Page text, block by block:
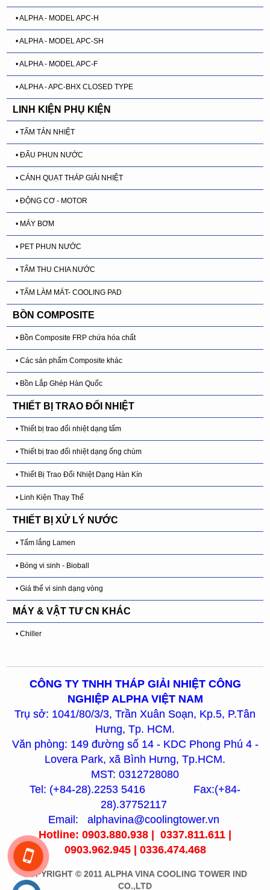
• ALPHA - MODEL APC-H
• ALPHA - MODEL APC-SH
• ALPHA - MODEL APC-F
• ALPHA - APC-BHX CLOSED TYPE
LINH KIỆN PHỤ KIỆN
• TẤM TẢN NHIỆT
• ĐẤU PHUN NƯỚC
• CÁNH QUẠT THÁP GIẢI NHIỆT
• ĐỘNG CƠ - MOTOR
• MÁY BƠM
• PET PHUN NƯỚC
• TẤM THU CHIA NƯỚC
• TẤM LÀM MÁT- COOLING PAD
BỒN COMPOSITE
• Bồn Composite FRP chứa hóa chất
• Các sản phẩm Composite khác
• Bồn Lắp Ghép Hàn Quốc
THIẾT BỊ TRAO ĐỔI NHIỆT
• Thiết bị trao đổi nhiệt dạng tấm
• Thiết bị trao đổi nhiệt dạng ống chùm
• Thiết Bị Trao Đổi Nhiệt Dạng Hàn Kín
• Linh Kiện Thay Thế
THIẾT BỊ XỬ LÝ NƯỚC
• Tấm lắng Lamen
• Bóng vi sinh - Bioball
• Giá thể vi sinh dạng vòng
MÁY & VẬT TƯ CN KHÁC
• Chiller
CÔNG TY TNHH THÁP GIẢI NHIỆT CÔNG
NGHIỆP ALPHA VIỆT NAM
Trụ sở: 1041/80/3/3, Trần Xuân Soạn, Kp.5, P.Tân
Hưng, Tp. HCM.
Văn phòng: 149 đường số 14 - KDC Phong Phú 4 -
Lovera Park, xã Bình Hưng, Tp.HCM.
MST: 0312728080
Tel: (+84-28).2253 5416 Fax:(+84-
28).37752117
Email: alphavina@coolingtower.vn
Hotline: 0903.880.938 | 0337.811.611 |
0903.962.945 | 0336.474.468
COPYRIGHT © 2011 ALPHA VINA COOLING TOWER IND
CO.,LTD